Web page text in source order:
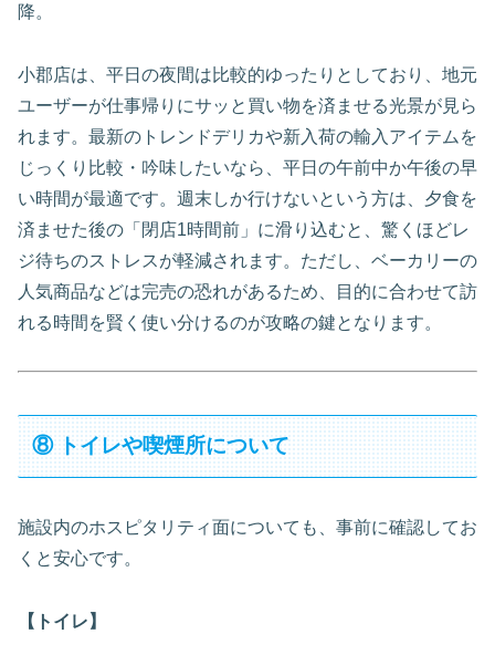
降。
小郡店は、平日の夜間は比較的ゆったりとしており、地元
ユーザーが仕事帰りにサッと買い物を済ませる光景が見ら
れます。最新のトレンドデリカや新入荷の輸入アイテムを
じっくり比較・吟味したいなら、平日の午前中か午後の早
い時間が最適です。週末しか行けないという方は、夕食を
済ませた後の「閉店1時間前」に滑り込むと、驚くほどレ
ジ待ちのストレスが軽減されます。ただし、ベーカリーの
人気商品などは完売の恐れがあるため、目的に合わせて訪
れる時間を賢く使い分けるのが攻略の鍵となります。
⑧ トイレや喫煙所について
施設内のホスピタリティ面についても、事前に確認してお
くと安心です。
【トイレ】